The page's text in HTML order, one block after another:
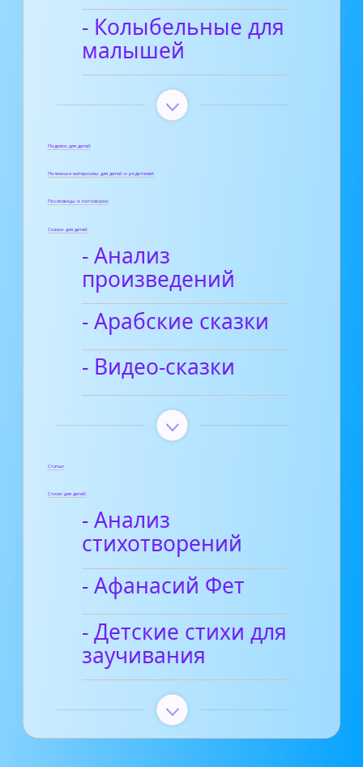
- Колыбельные для
малышей
Поделки для детей
Полезные материалы для детей и родителей
Пословицы и поговорки
Сказки для детей
- Анализ
произведений
- Арабские сказки
- Видео-сказки
Статьи
Стихи для детей
- Анализ
стихотворений
- Афанасий Фет
- Детские стихи для
заучивания